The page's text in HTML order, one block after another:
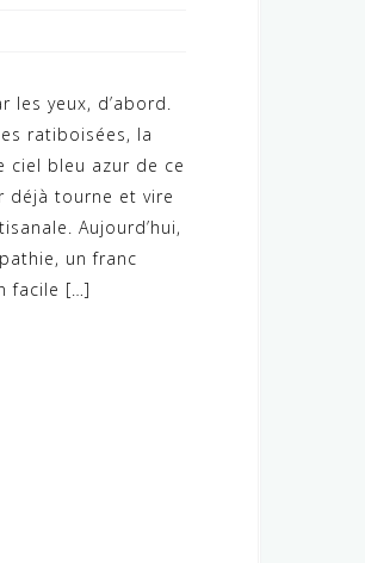
les yeux, d’abord.
ratiboisées, la
ciel bleu azur de ce
déjà tourne et vire
Aujourd’hui,
un franc
facile […]